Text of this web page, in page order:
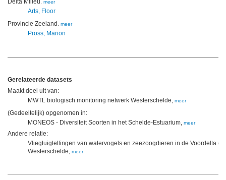
Delta Milieu, meer
Arts, Floor
Provincie Zeeland , meer
Pross, Marion
Gerelateerde datasets
Maakt deel uit van:
MWTL biologisch monitoring netwerk Westerschelde, meer
(Gedeeltelijk) opgenomen in:
MONEOS - Diversiteit Soorten in het Schelde-Estuarium, meer
Andere relatie:
Vliegtuigtellingen van watervogels en zeezoogdieren in de Voordelta en
Westerschelde, meer